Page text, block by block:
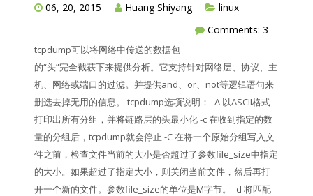
06, 20, 2015 Huang Shiyang
linux
Comments: 3
tcpdump可以将网络中传送的数据包
的“头”完全截获下来提供分析。它支持针对网络层、协议、主
机、网络或端口的过滤。并提供and、or、not等逻辑语句来
删选去掉无用的信息。 tcpdump选项说明： -A 以ASCII格式
打印出所有分组，并将链路层的头最小化 -c 在收到指定的数
量的分组后，tcpdump就会停止 -C 在将一个原始分组写入文
件之前，检查文件当前的大小是否超过了参数file_size中指定
的大小。如果超过了指定大小，则关闭当前文件，然后再打
开一个新的文件。参数file_size的单位是M字节。 -d 将匹配